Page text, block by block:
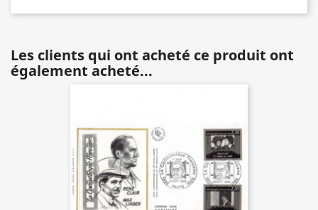
Les clients qui ont acheté ce produit ont
également acheté...